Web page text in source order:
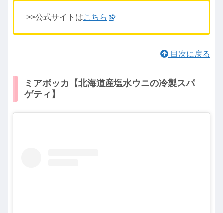
>>公式サイトはこちら
目次に戻る
ミアボッカ【北海道産塩水ウニの冷製スパ
ゲティ】